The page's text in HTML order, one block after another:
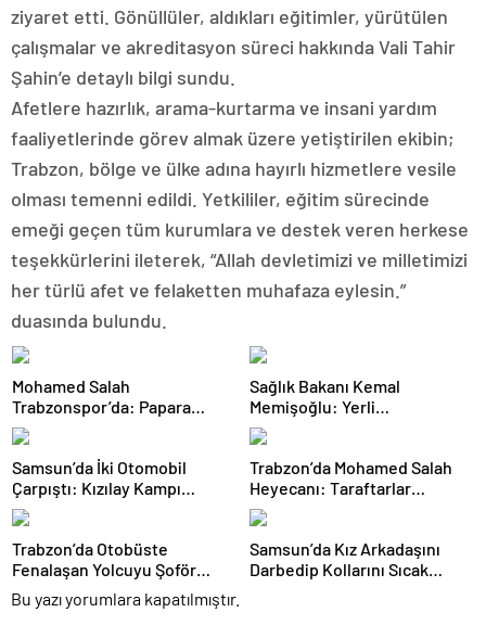
ziyaret etti. Gönüllüler, aldıkları eğitimler, yürütülen
çalışmalar ve akreditasyon süreci hakkında Vali Tahir
Şahin’e detaylı bilgi sundu.
Afetlere hazırlık, arama-kurtarma ve insani yardım
faaliyetlerinde görev almak üzere yetiştirilen ekibin;
Trabzon, bölge ve ülke adına hayırlı hizmetlere vesile
olması temenni edildi. Yetkililer, eğitim sürecinde
emeği geçen tüm kurumlara ve destek veren herkese
teşekkürlerini ileterek, “Allah devletimizi ve milletimizi
her türlü afet ve felaketten muhafaza eylesin.”
duasında bulundu.
Mohamed Salah
Trabzonspor’da: Papara
Park’ta Görkemli İmza Töreni
Sağlık Bakanı Kemal
Memişoğlu: Yerli
Ventilatörler Üç Şehir
Hastanesine Ulaştı
Samsun’da İki Otomobil
Çarpıştı: Kızılay Kampı
Alanına Savrulan Araçtaki 1
Kişi Yaralandı
Trabzon’da Mohamed Salah
Heyecanı: Taraftarlar
Mağazalara Akın Etti
Trabzon’da Otobüste
Fenalaşan Yolcuyu Şoför
Hastaneye Yetiştirdi
Samsun’da Kız Arkadaşını
Darbedip Kollarını Sıcak
Bu yazı yorumlara kapatılmıştır.